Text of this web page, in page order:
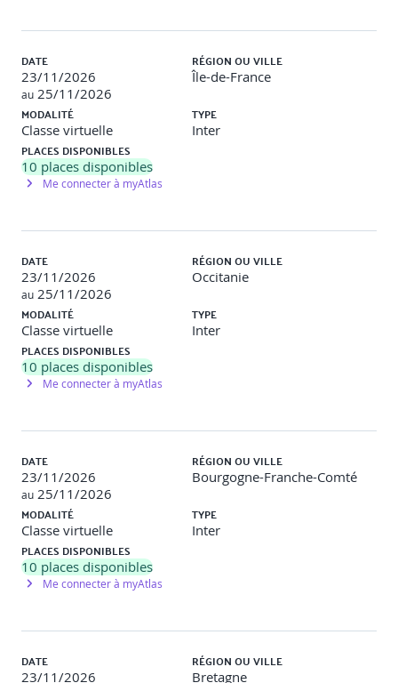
Contrôler une séquence
Gérer la livraison des produits
Gérer les limites de séquences
Clore un projet
Exercice pratique :
en sous-groupe, travail sur un
processus PRINCE2® à partir du manuel de référence de
la méthode PRINCE2®
certification et permettre au formateur de réajuster les
connaissances si besoin.
5. ENTRAINEMENT À LA CERTIFICATION
Revue des principes,
PRINCE2® en fonction des besoins des apprenants
Mise en situation :
sur 60 minutes)
Correction
de l’examen blanc en groupe entier
Plan d’action individualisé accompagné par le
Constituer son dossier d’inscription à l’examen
Programmer son inscription
Planifier ses révisions
Définir sa date d’examen
APRÈS
DATE
23/11/2026
au 25/11/2026
RÉGION OU VILLE
Île-de-France
MODALITÉ
Classe virtuelle
TYPE
Inter
PLACES DISPONIBLES
10 places disponibles
Me connecter à myAtlas
DATE
23/11/2026
au 25/11/2026
RÉGION OU VILLE
Occitanie
MODALITÉ
Classe virtuelle
TYPE
Inter
PLACES DISPONIBLES
10 places disponibles
Me connecter à myAtlas
DATE
23/11/2026
au 25/11/2026
RÉGION OU VILLE
Bourgogne-Franche-Comté
MODALITÉ
Classe virtuelle
TYPE
Inter
PLACES DISPONIBLES
10 places disponibles
Me connecter à myAtlas
DATE
23/11/2026
RÉGION OU VILLE
Bretagne